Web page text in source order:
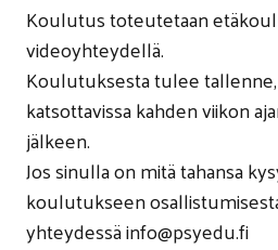
Koulutus toteutetaan
videoyhteydellä.
Koulutuksesta tulee
katsottavissa kahden viikon
jälkeen.
Jos sinulla on mitä tahansa
koulutukseen
yhteydessä info@psyedu.fi